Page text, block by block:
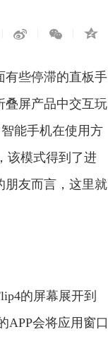
有些停滞的直板手
叠屏产品中交互玩
能手机在使用方
该模式得到了进
朋友而言，这里就
的屏幕展开到
APP会将应用窗口